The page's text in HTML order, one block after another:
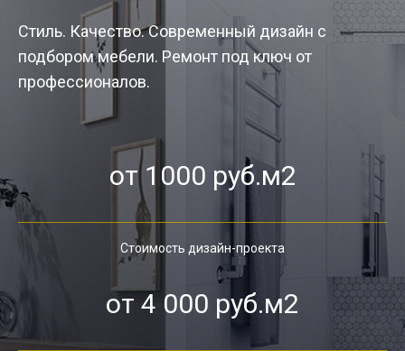
Стиль. Качество. Современный дизайн с
подбором мебели. Ремонт под ключ от
профессионалов.
от 1000 руб.м2
Стоимость дизайн-проекта
от 4 000 руб.м2